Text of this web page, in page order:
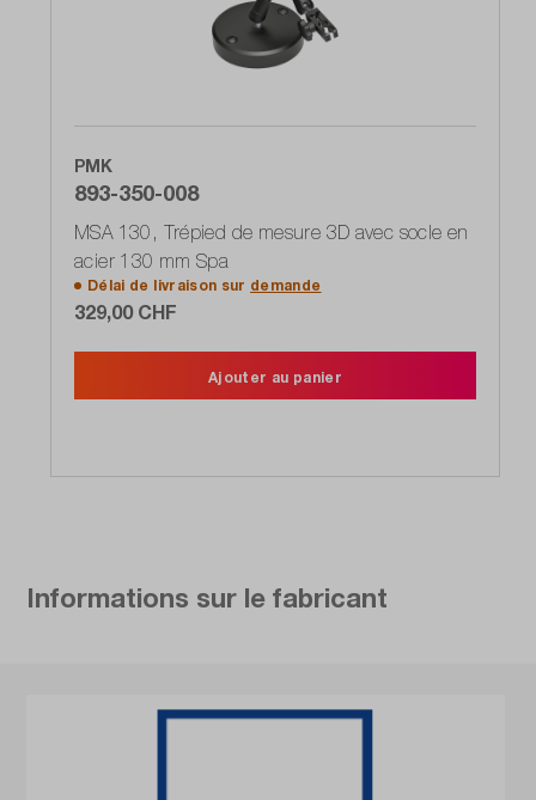
PMK
893-350-008
MSA 130, Trépied de mesure 3D avec socle en
acier 130 mm Spa
Délai de livraison sur demande
329,00 CHF
Ajouter au panier
Informations sur le fabricant